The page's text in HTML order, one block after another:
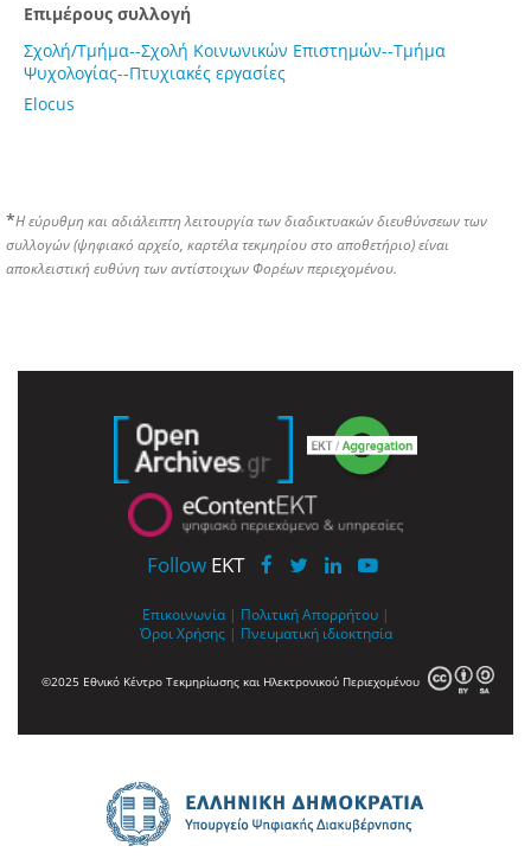
Επιμέρους συλλογή
Σχολή/Τμήμα--Σχολή Κοινωνικών Επιστημών--Τμήμα
Ψυχολογίας--Πτυχιακές εργασίες
Elocus
*Η εύρυθμη και αδιάλειπτη λειτουργία των διαδικτυακών διευθύνσεων των
συλλογών (ψηφιακό αρχείο, καρτέλα τεκμηρίου στο αποθετήριο) είναι
αποκλειστική ευθύνη των αντίστοιχων Φορέων περιεχομένου.
Follow EKT
Επικοινωνία | Πολιτική Απορρήτου |
Όροι Χρήσης | Πνευματική ιδιοκτησία
©2025 Εθνικό Κέντρο Τεκμηρίωσης και Ηλεκτρονικού Περιεχομένου